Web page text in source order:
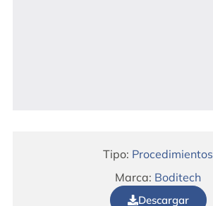
Tipo: Procedimientos
Marca: Boditech
Descargar